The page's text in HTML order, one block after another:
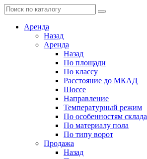
Аренда
Назад
Аренда
Назад
По площади
По классу
Расстояние до МКАД
Шоссе
Направление
Температурный режим
По особенностям склада
По материалу пола
По типу ворот
Продажа
Назад